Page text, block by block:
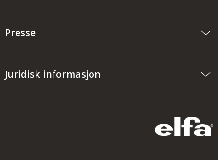
Presse
Juridisk informasjon